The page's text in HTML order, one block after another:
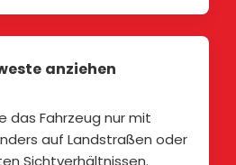
anziehen
das Fahrzeug nur mit
auf Landstraßen oder
Sichtverhältnissen.